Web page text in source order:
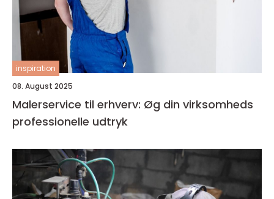
inspiration
08. August 2025
Malerservice til erhverv: Øg din virksomheds
professionelle udtryk